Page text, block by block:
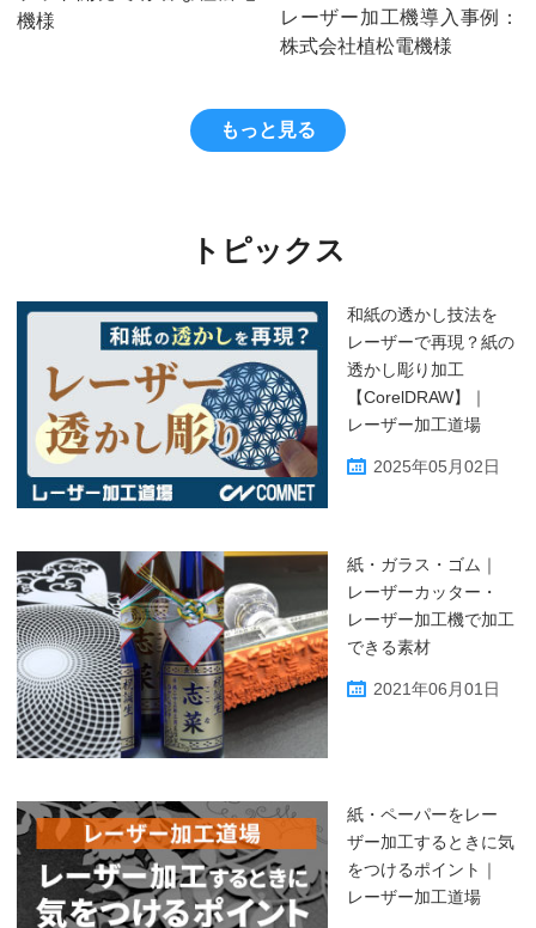
機様
レーザー加工機導入事例：
株式会社植松電機様
もっと見る
トピックス
和紙の透かし技法を
レーザーで再現？紙の
透かし彫り加工
【CorelDRAW】｜
レーザー加工道場
2025年05月02日
紙・ガラス・ゴム｜
レーザーカッター・
レーザー加工機で加工
できる素材
2021年06月01日
紙・ペーパーをレー
ザー加工するときに気
をつけるポイント｜
レーザー加工道場